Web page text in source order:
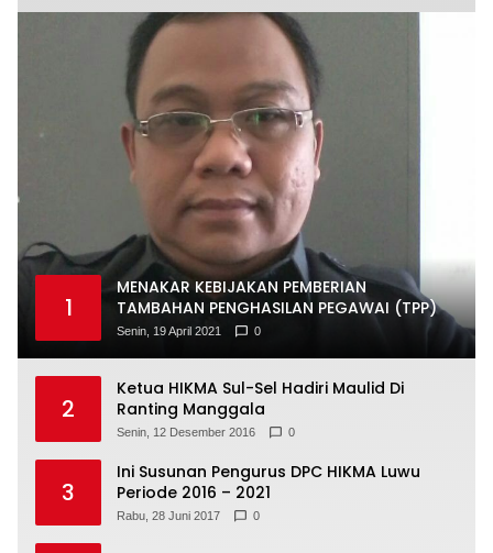
1
MENAKAR KEBIJAKAN PEMBERIAN
TAMBAHAN PENGHASILAN PEGAWAI (TPP)
Senin, 19 April 2021 0
2
Ketua HIKMA Sul-Sel Hadiri Maulid Di
Ranting Manggala
Senin, 12 Desember 2016 0
3
Ini Susunan Pengurus DPC HIKMA Luwu
Periode 2016 – 2021
Rabu, 28 Juni 2017 0